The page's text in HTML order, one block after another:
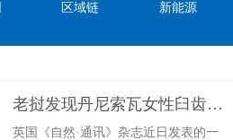
区域链
新能源
老挝发现丹尼索瓦女性臼齿 有助理解东南亚种群历史
英国《自然·通讯》杂志近日发表的一